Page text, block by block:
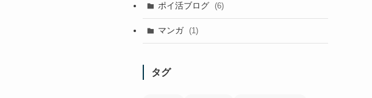
ポイ活ブログ (6)
マンガ (1)
タグ